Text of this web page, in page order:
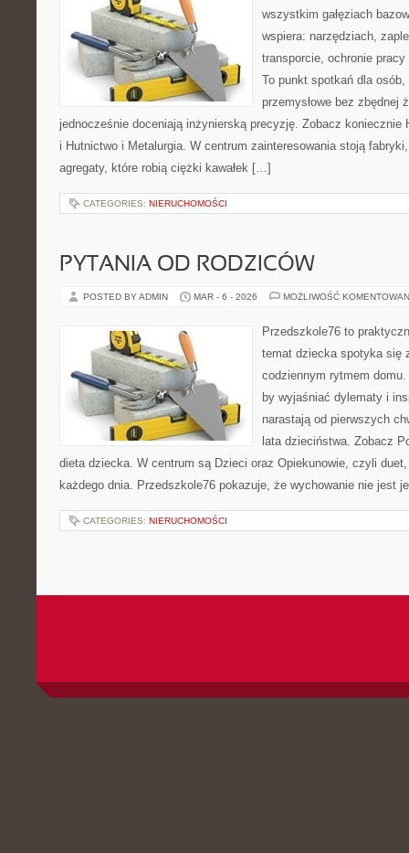
wszystkim gałęziach
wspiera: narzędziach,
transporcie, ochronie
To punkt spotkań dla
przemysłowe bez zbędnej
jednocześnie doceniają inżynierską precyzję. Zobacz koniecznie
i Hutnictwo i Metalurgia. W centrum zainteresowania stoją
agregaty, które robią ciężki kawałek […]
CATEGORIES: NIERUCHOMOŚCI
PYTANIA OD RODZICÓW
POSTED BY ADMIN MAR - 6 - 2026 MOŻLIWOŚĆ
Przedszkole76 to
temat dziecka spotyka się
codziennym rytmem
by wyjaśniać dylematy i
narastają od pierwszych
lata dzieciństwa. Zobacz
dieta dziecka. W centrum są Dzieci oraz Opiekunowie, czyli
każdego dnia. Przedszkole76 pokazuje, że wychowanie nie jest
CATEGORIES: NIERUCHOMOŚCI